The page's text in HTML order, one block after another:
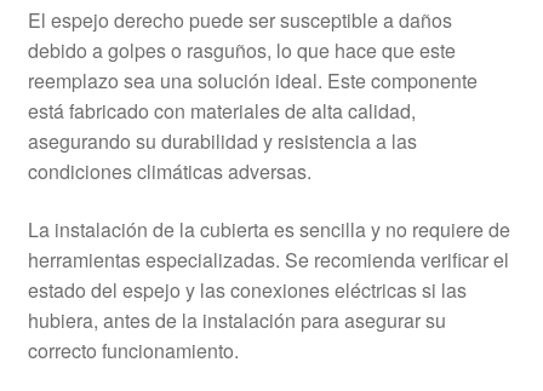
El espejo derecho puede ser susceptible a daños
debido a golpes o rasguños, lo que hace que este
reemplazo sea una solución ideal. Este componente
está fabricado con materiales de alta calidad,
asegurando su durabilidad y resistencia a las
condiciones climáticas adversas.
La instalación de la cubierta es sencilla y no requiere de
herramientas especializadas. Se recomienda verificar el
estado del espejo y las conexiones eléctricas si las
hubiera, antes de la instalación para asegurar su
correcto funcionamiento.